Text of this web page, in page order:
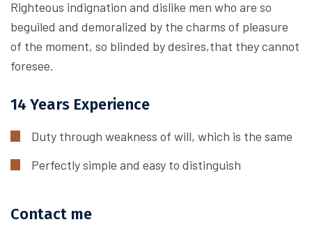
Righteous indignation and dislike men who are so
beguiled and demoralized by the charms of pleasure
of the moment, so blinded by desires,that they cannot
foresee.
14 Years Experience
Duty through weakness of will, which is the same
Perfectly simple and easy to distinguish
Contact me